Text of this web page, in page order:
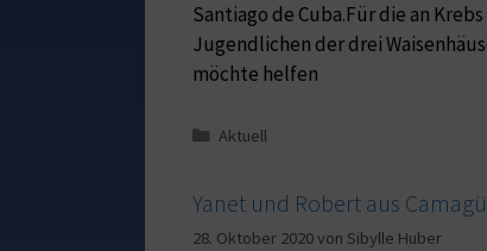
Santiago de Cuba.Für die an
Jugendlichen der drei
möchte helfen
Aktuell
Yanet und Robert aus
28. Oktober 2020von Sibylle Huber